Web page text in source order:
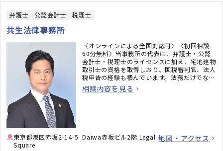
弁護士 公認会計士 税理士
共生法律事務所
〈オンラインによる全国対応可〉〈初回相談
60分無料〉当事務所の代表は、弁護士・公認
会計士・税理士のライセンスに加え、宅地建物
取引士の資格を取得しおり、国税審判官、法人
税申告の経験も積んでいます。法務だけでな
く、税務のことまで考えた包括的なサポートを
ご提供いたします。不動産・相続でお困りの
相談内容を見る
東京都港区赤坂2-14-5 Daiwa赤坂ビル2階 Legal
Square
地図・アクセス